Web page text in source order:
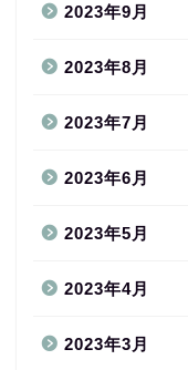
2023年9月
2023年8月
2023年7月
2023年6月
2023年5月
2023年4月
2023年3月